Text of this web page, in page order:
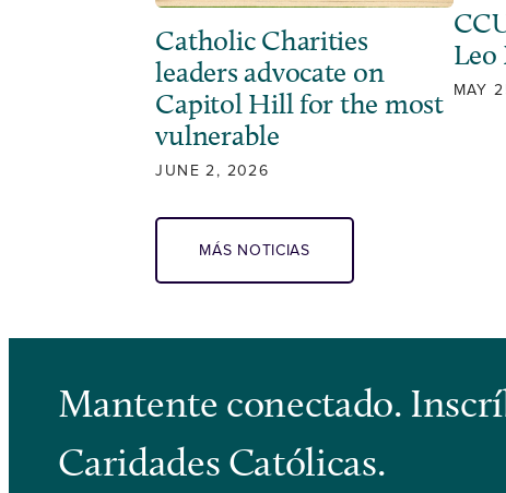
Catholic Charities
leaders advocate on
Capitol Hill for the most
vulnerable
JUNE 2, 2026
Leo
MAY
MÁS NOTICIAS
Mantente conectado.
Caridades Católicas.